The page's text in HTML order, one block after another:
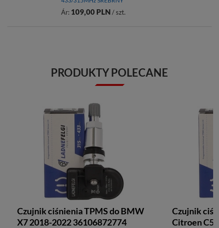
Ár: 109,00 PLN / szt.
PRODUKTY POLECANE
Czujnik ciśnienia TPMS do BMW
X7 2018-2022 36106872774
Czujnik
Citroen C5